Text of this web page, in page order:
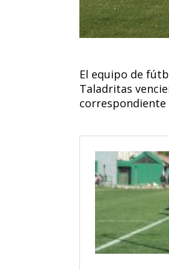
El equipo de
Taladritas
correspondiente